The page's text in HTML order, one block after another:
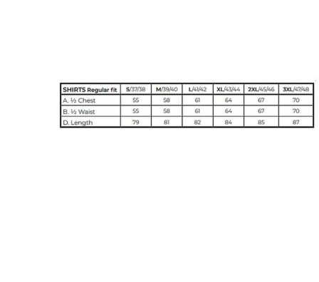
Naisten talvitakit
LAPSET
Lasten paidat
Lasten paidat